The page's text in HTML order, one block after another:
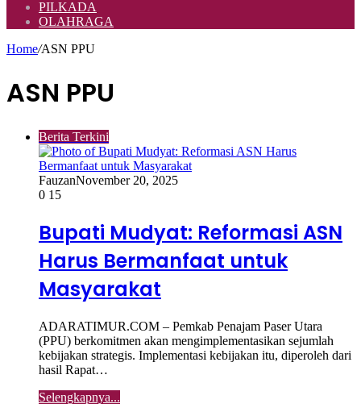
PILKADA
OLAHRAGA
Home/ASN PPU
ASN PPU
Berita Terkini
FauzanNovember 20, 2025
0 15
Bupati Mudyat: Reformasi ASN
Harus Bermanfaat untuk
Masyarakat
ADARATIMUR.COM – Pemkab Penajam Paser Utara
(PPU) berkomitmen akan mengimplementasikan sejumlah
kebijakan strategis. Implementasi kebijakan itu, diperoleh dari
hasil Rapat…
Selengkapnya...